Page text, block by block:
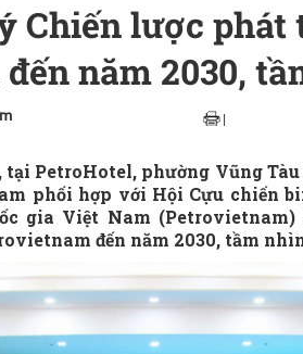
Chiến lược phát
năm 2030,
|
tại PetroHotel, phường Vũng
phối hợp với Hội Cựu chiến
gia Việt Nam
đến năm 2030, tầm